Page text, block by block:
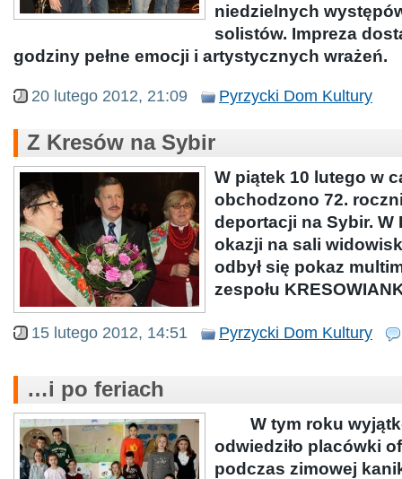
niedzielnych
solistów. Impreza
godziny pełne emocji i artystycznych wrażeń.
20 lutego 2012, 21:09 Pyrzycki Dom Kultury
Z Kresów na Sybir
W piątek 10 lutego w
obchodzono 72.
deportacji na Sybir. W
okazji na sali
odbył się pokaz
zespołu
15 lutego 2012, 14:51 Pyrzycki Dom Kultury
…i po feriach
W tym roku
odwiedziło placówki
podczas zimowej